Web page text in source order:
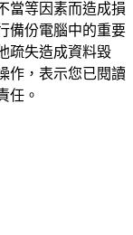
當等因素而造成損
備份電腦中的重要
疏失造成資料毀
作，表示您已閱讀
任。